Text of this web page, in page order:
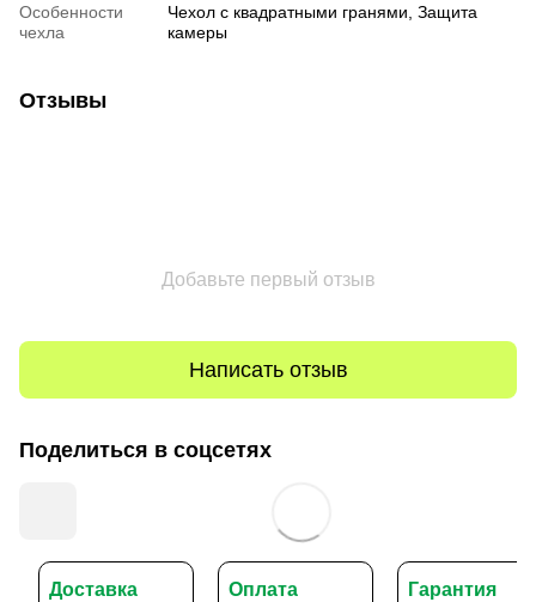
Особенности
чехла
Чехол с квадратными гранями, Защита
камеры
Отзывы
Добавьте первый отзыв
Написать отзыв
Поделиться в соцсетях
Доставка Оплата Гарантия